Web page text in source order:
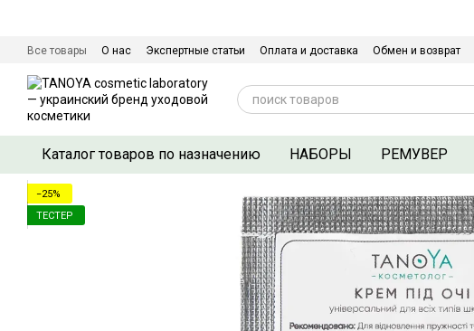
Все товары О нас Экспертные статьи Оплата и доставка Обмен и возврат
Каталог товаров по назначению НАБОРЫ РЕМУВЕР
−25%
ТЕСТЕР